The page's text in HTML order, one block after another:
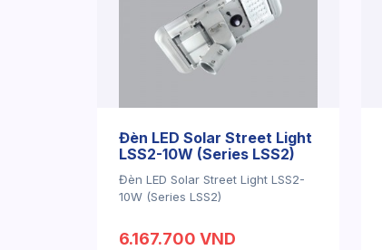
Đèn LED Solar Street Light
LSS2-10W (Series LSS2)
Đèn LED Solar Street Light LSS2-
10W (Series LSS2)
6.167.700 VND